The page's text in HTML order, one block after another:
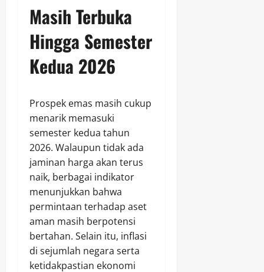
Masih Terbuka
Hingga Semester
Kedua 2026
Prospek emas masih cukup
menarik memasuki
semester kedua tahun
2026. Walaupun tidak ada
jaminan harga akan terus
naik, berbagai indikator
menunjukkan bahwa
permintaan terhadap aset
aman masih berpotensi
bertahan. Selain itu, inflasi
di sejumlah negara serta
ketidakpastian ekonomi